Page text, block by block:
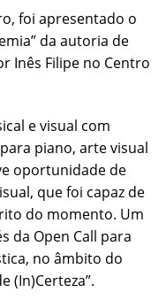
foi apresentado o
da autoria de
Inês Filipe no Centro
e visual com
piano, arte visual
oportunidade de
que foi capaz de
do momento. Um
da Open Call para
no âmbito do
(In)Certeza”.